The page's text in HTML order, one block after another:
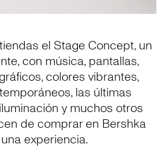
el Stage Concept, un
con música, pantallas,
colores vibrantes,
las últimas
y muchos otros
de comprar en Bershka
experiencia.